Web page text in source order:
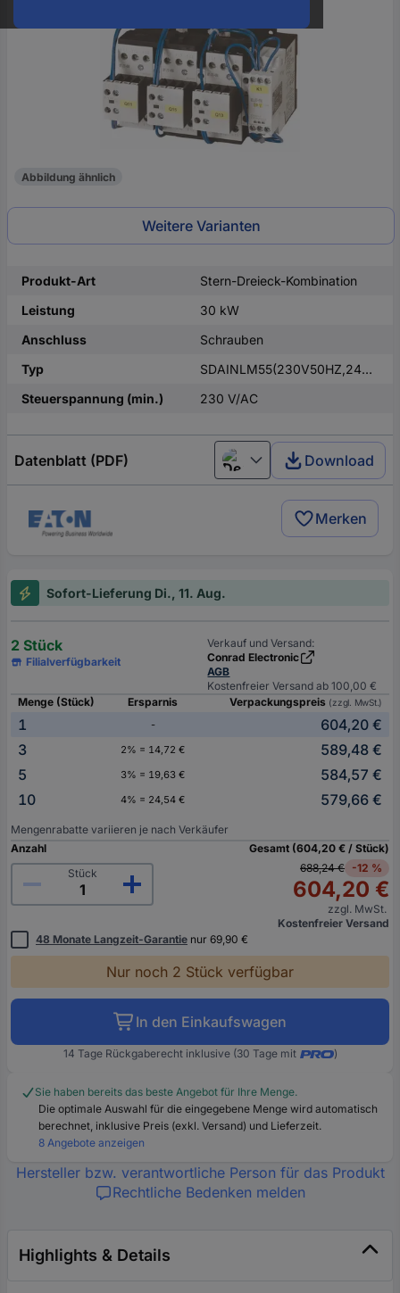
Abbildung ähnlich
Weitere Varianten
Produkt-Art
Stern-Dreieck-Kombination
Leistung
30 kW
Anschluss
Schrauben
Typ
SDAINLM55(230V50HZ,240V60HZ)
Steuerspannung (min.)
230 V/AC
Datenblatt (PDF) Deutsch (Deutschland)
Download
Merken
Sofort-Lieferung Di., 11. Aug.
2 Stück
Filialverfügbarkeit
Verkauf und Versand:
Conrad Electronic
AGB
Kostenfreier Versand ab 100,00 €
Menge (Stück)
Ersparnis Verpackungspreis (zzgl. MwSt.)
1 -
604,20 €
3
2% = 14,72 €
589,48 €
5
3% = 19,63 €
584,57 €
10
4% = 24,54 € 579,66 €
Mengenrabatte variieren je nach Verkäufer
Anzahl
Stück
Gesamt (604,20 € / Stück)
688,24 € -12 %
604,20 €
zzgl. MwSt.
Kostenfreier Versand
48 Monate Langzeit-Garantie nur 69,90 €
Nur noch 2 Stück verfügbar
In den Einkaufswagen
14 Tage Rückgaberecht inklusive (30 Tage mit )
Sie haben bereits das beste Angebot für Ihre Menge.
Die optimale Auswahl für die eingegebene Menge wird automatisch
berechnet, inklusive Preis (exkl. Versand) und Lieferzeit.
8 Angebote anzeigen
Hersteller bzw. verantwortliche Person für das Produkt
Rechtliche Bedenken melden
Highlights & Details